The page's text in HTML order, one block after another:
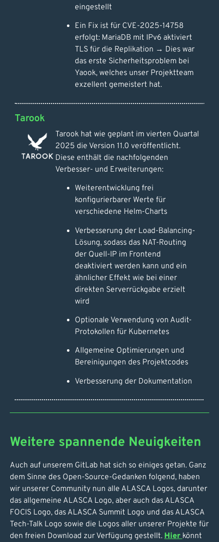
eingestellt
Ein Fix ist für CVE-2025-14758
erfolgt: MariaDB mit IPv6 aktiviert
TLS für die Replikation → Dies war
das erste Sicherheitsproblem bei
Yaook, welches unser Projektteam
exzellent gemeistert hat.
Tarook
Tarook hat wie geplant im vierten Quartal
2025 die Version 11.0 veröffentlicht.
Diese enthält die nachfolgenden
Verbesser- und Erweiterungen:
Weiterentwicklung frei
konfigurierbarer Werte für
verschiedene Helm-Charts
Verbesserung der Load-Balancing-
Lösung, sodass das NAT-Routing
der Quell-IP im Frontend
deaktiviert werden kann und ein
ähnlicher Effekt wie bei einer
direkten Serverrückgabe erzielt
wird
Optionale Verwendung von Audit-
Protokollen für Kubernetes
Allgemeine Optimierungen und
Bereinigungen des Projektcodes
Verbesserung der Dokumentation
Weitere spannende Neuigkeiten
Auch auf unserem GitLab hat sich so einiges getan. Ganz
dem Sinne des Open-Source-Gedanken folgend, haben
wir unserer Community nun alle ALASCA Logos, darunter
das allgemeine ALASCA Logo, aber auch das ALASCA
FOCIS Logo, das ALASCA Summit Logo und das ALASCA
Tech-Talk Logo sowie die Logos aller unserer Projekte für
den freien Download zur Verfügung gestellt. Hierkönnt